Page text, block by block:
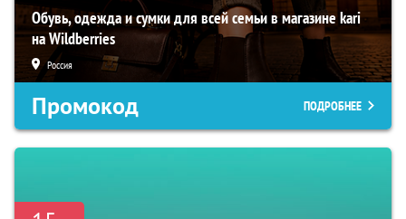
Обувь, одежда и сумки для всей семьи в магазине kari
на Wildberries
Россия
Промокод ПОДРОБНЕЕ